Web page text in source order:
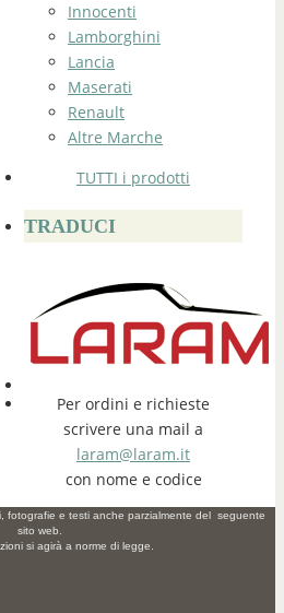
Innocenti
Lamborghini
Lancia
Maserati
Renault
Altre Marche
TUTTI i prodotti
TRADUCI
Per ordini e richieste
scrivere una mail a
laram@laram.it
con nome e codice
fotografie e testi anche parzialmente del seguente
sito web.
si agirà a norme di legge.